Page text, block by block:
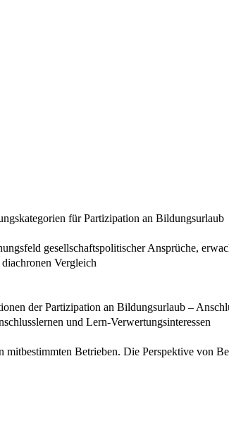
für Partizipation an Bildungsurlaub
gesellschaftspolitischer Ansprüche,
Vergleich
der Partizipation an Bildungsurlaub –
und Lern-Verwertungsinteressen
Betrieben. Die Perspektive von